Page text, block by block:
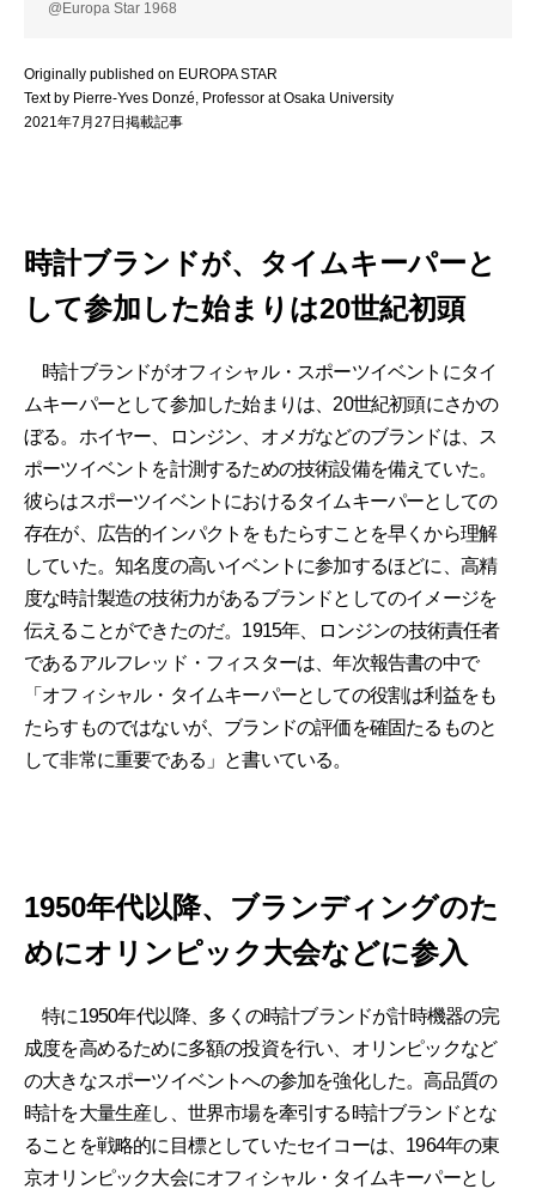
@Europa Star 1968
Originally published on EUROPA STAR
Text by Pierre-Yves Donzé, Professor at Osaka University
2021年7月27日掲載記事
時計ブランドが、タイムキーパーと
して参加した始まりは20世紀初頭
時計ブランドがオフィシャル・スポーツイベントにタイ
ムキーパーとして参加した始まりは、20世紀初頭にさかの
ぼる。ホイヤー、ロンジン、オメガなどのブランドは、ス
ポーツイベントを計測するための技術設備を備えていた。
彼らはスポーツイベントにおけるタイムキーパーとしての
存在が、広告的インパクトをもたらすことを早くから理解
していた。知名度の高いイベントに参加するほどに、高精
度な時計製造の技術力があるブランドとしてのイメージを
伝えることができたのだ。1915年、ロンジンの技術責任者
であるアルフレッド・フィスターは、年次報告書の中で
「オフィシャル・タイムキーパーとしての役割は利益をも
たらすものではないが、ブランドの評価を確固たるものと
して非常に重要である」と書いている。
1950年代以降、ブランディングのた
めにオリンピック大会などに参入
特に1950年代以降、多くの時計ブランドが計時機器の完
成度を高めるために多額の投資を行い、オリンピックなど
の大きなスポーツイベントへの参加を強化した。高品質の
時計を大量生産し、世界市場を牽引する時計ブランドとな
ることを戦略的に目標としていたセイコーは、1964年の東
京オリンピック大会にオフィシャル・タイムキーパーとし